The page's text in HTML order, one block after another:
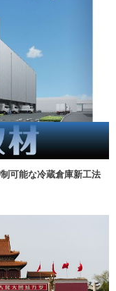
可能な冷蔵倉庫新工法